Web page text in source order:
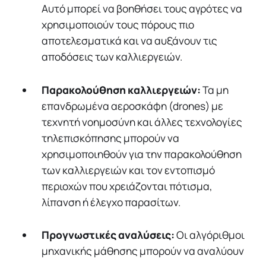
Αυτό μπορεί να βοηθήσει τους αγρότες να
χρησιμοποιούν τους πόρους πιο
αποτελεσματικά και να αυξάνουν τις
αποδόσεις των καλλιεργειών.
Παρακολούθηση καλλιεργειών:Τα μη
επανδρωμένα αεροσκάφη (drones) με
τεχνητή νοημοσύνη και άλλες τεχνολογίες
τηλεπισκόπησης μπορούν να
χρησιμοποιηθούν για την παρακολούθηση
των καλλιεργειών και τον εντοπισμό
περιοχών που χρειάζονται πότισμα,
λίπανση ή έλεγχο παρασίτων.
Προγνωστικές αναλύσεις:Οι αλγόριθμοι
μηχανικής μάθησης μπορούν να αναλύουν